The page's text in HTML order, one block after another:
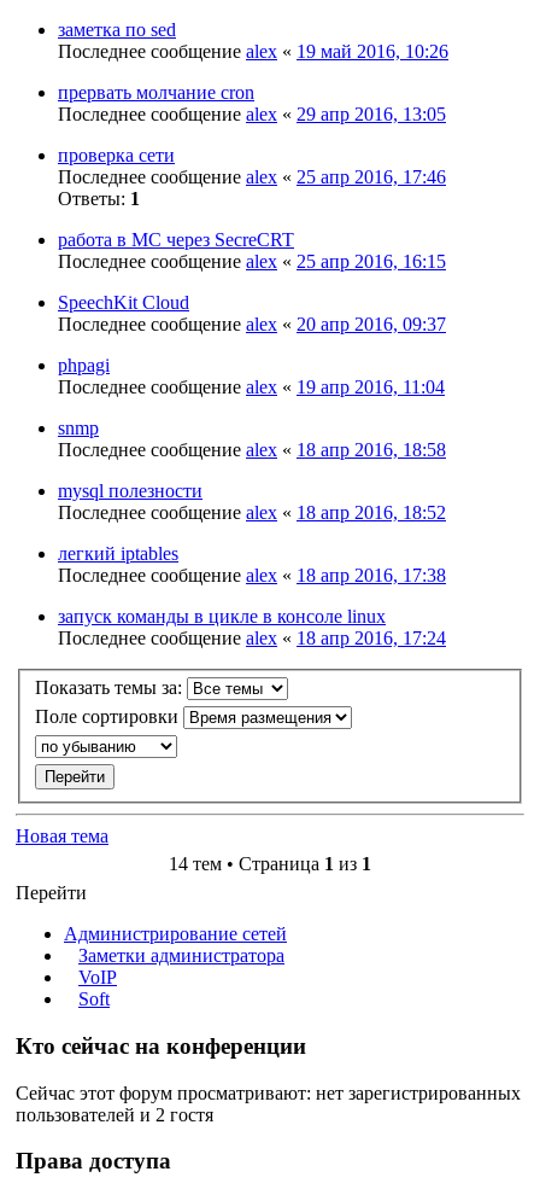
заметка по sed
Последнее сообщение alex « 19 май 2016, 10:26
прервать молчание cron
Последнее сообщение alex « 29 апр 2016, 13:05
проверка сети
Последнее сообщение alex « 25 апр 2016, 17:46
Ответы: 1
работа в MC через SecreCRT
Последнее сообщение alex « 25 апр 2016, 16:15
SpeechKit Cloud
Последнее сообщение alex « 20 апр 2016, 09:37
phpagi
Последнее сообщение alex « 19 апр 2016, 11:04
snmp
Последнее сообщение alex « 18 апр 2016, 18:58
mysql полезности
Последнее сообщение alex « 18 апр 2016, 18:52
легкий iptables
Последнее сообщение alex « 18 апр 2016, 17:38
запуск команды в цикле в консоле linux
Последнее сообщение alex « 18 апр 2016, 17:24
Показать темы за:
Поле сортировки
Новая тема
14 тем • Страница 1 из 1
Перейти
Администрирование сетей
Заметки администратора
VoIP
Soft
Кто сейчас на конференции
Сейчас этот форум просматривают: нет зарегистрированных
пользователей и 2 гостя
Права доступа